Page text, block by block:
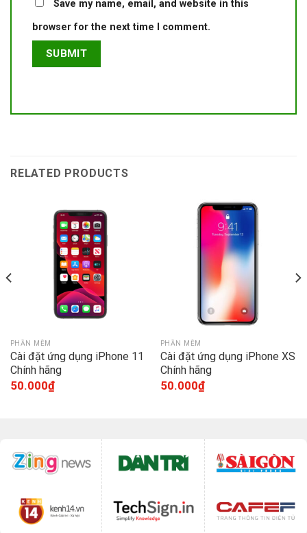
Save my name, email, and website in this
browser for the next time I comment.
RELATED PRODUCTS
PHẦN MỀM
Cài đặt ứng dụng iPhone 11
Chính hãng
50.000₫
PHẦN MỀM
Cài đặt ứng dụng iPhone XS
Chính hãng
50.000₫